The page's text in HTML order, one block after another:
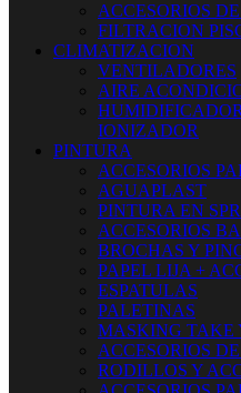
ACCESORIOS
FILTRACION
CLIMATIZACION
VENTILADORES
AIRE
IONIZADOR
PINTURA
ACCESORIOS
AGUAPLAST
PINTURA EN
ACCESORIOS
BROCHAS Y
PAPEL LIJA +
ESPATULAS
PALETINAS
MASKING TAKE
ACCESORIOS
RODILLOS Y